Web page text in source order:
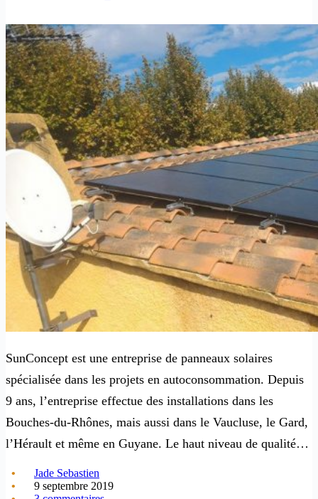
SunConcept est une entreprise de panneaux solaires
spécialisée dans les projets en autoconsommation. Depuis
9 ans, l’entreprise effectue des installations dans les
Bouches-du-Rhônes, mais aussi dans le Vaucluse, le Gard,
l’Hérault et même en Guyane. Le haut niveau de qualité…
Jade Sebastien
9 septembre 2019